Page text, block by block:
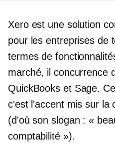
Xero est une solution
pour les entreprises de
termes de
marché, il concurrence
QuickBooks et Sage.
c'est l'accent mis sur la
(d'où son slogan : «
comptabilité »).